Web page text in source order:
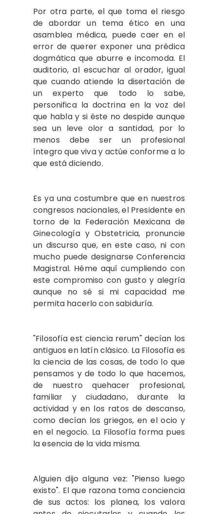
Por otra parte, el que toma el riesgo
de abordar un tema ético en una
asamblea médica, puede caer en el
error de querer exponer una prédica
dogmática que aburre e incomoda. El
auditorio, al escuchar al orador, igual
que cuando atiende la disertación de
un experto que todo lo sabe,
personifica la doctrina en la voz del
que habla y si éste no despide aunque
sea un leve olor a santidad, por lo
menos debe ser un profesional
íntegro que viva y actúe conforme a lo
que está diciendo.
Es ya una costumbre que en nuestros
congresos nacionales, el Presidente en
torno de la Federación Mexicana de
Ginecología y Obstetricia, pronuncie
un discurso que, en este caso, ni con
mucho puede designarse Conferencia
Magistral. Héme aquí cumpliendo con
este compromiso con gusto y alegría
aunque no sé si mi capacidad me
permita hacerlo con sabiduría.
"Filosofía est ciencia rerum" decían los
antiguos en latín clásico. La Filosofía es
la ciencia de las cosas, de todo lo que
pensamos y de todo lo que hacemos,
de nuestro quehacer profesional,
familiar y ciudadano, durante la
actividad y en los ratos de descanso,
como decían los griegos, en el ocio y
en el negocio. La Filosofía forma pues
la esencia de la vida misma.
Alguien dijo alguna vez: "Pienso luego
existo". El que razona toma conciencia
de sus actos: los planea, los valora